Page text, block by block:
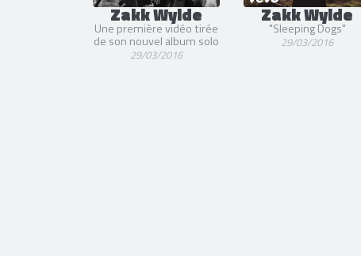
Zakk Wylde
Une première vidéo tirée
de son nouvel album solo
29/03/2016
Zakk Wylde
"Sleeping Dogs"
29/03/2016